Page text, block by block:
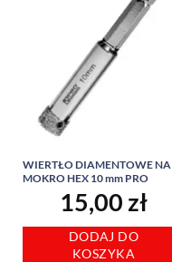
WIERTŁO DIAMENTOWE NA
MOKRO HEX 10 mm PRO
15,00 zł
DODAJ DO
KOSZYKA